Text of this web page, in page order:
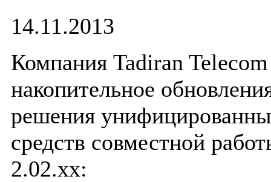
14.11.2013
Компания Tadiran
накопительное
решения
средств совместной
2.02.xx: